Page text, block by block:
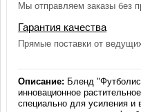
Мы отправляем заказы без
Гарантия качества
Прямые поставки от
Описание: Бленд
инновационное
специально для усиления и